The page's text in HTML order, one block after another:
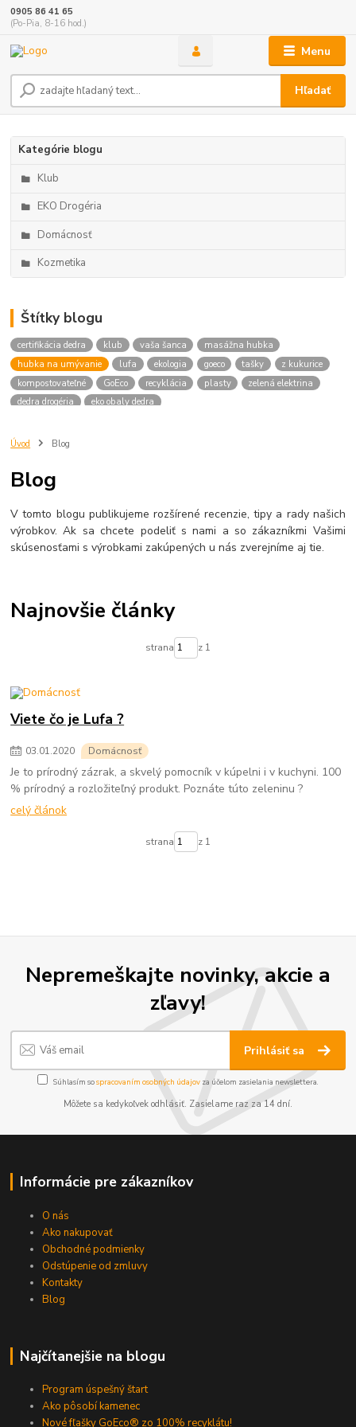
Menu
Hľadať
0905 86 41 65
(Po-Pia, 8-16 hod.)
Kategórie blogu
Klub
EKO Drogéria
Domácnosť
Kozmetika
Štítky blogu
certifikácia dedra klub vaša šanca
masážna hubka
hubka na umývanie
lufa ekologia goeco tašky
z kukurice
kompostovateľné
GoEco recyklácia plasty
zelená elektrina
dedra drogéria
eko obaly dedra
Úvod Blog
Blog
V tomto blogu publikujeme rozšírené recenzie, tipy a rady našich
výrobkov. Ak sa chcete podeliť s nami a so zákazníkmi Vašimi
skúsenosťami s výrobkami zakúpených u nás zverejníme aj tie.
Najnovšie články
strana z 1
Viete čo je Lufa ?
03.01.2020 Domácnosť
Je to prírodný zázrak, a skvelý pomocník v kúpelni i v kuchyni. 100
% prírodný a rozložiteľný produkt. Poznáte túto zeleninu ?
celý článok
strana z 1
Nepremeškajte novinky, akcie a
zľavy!
Prihlásiť sa
Súhlasím sospracovaním osobných údajov za účelom zasielania newslettera.
Môžete sa kedykoľvek odhlásiť. Zasielame raz za 14 dní.
Informácie pre zákazníkov
O nás
Ako nakupovať
Obchodné podmienky
Odstúpenie od zmluvy
Kontakty
Blog
Najčítanejšie na blogu
Program úspešný štart
Ako pôsobí kamenec
Nové fľašky GoEco® zo 100% recyklátu!